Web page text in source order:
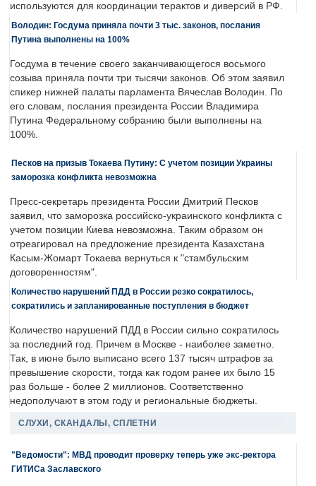
используются для координации терактов и диверсий в РФ.
Володин: Госдума приняла почти 3 тыс. законов, послания
Путина выполнены на 100%
Госдума в течение своего заканчивающегося восьмого
созыва приняла почти три тысячи законов. Об этом заявил
спикер нижней палаты парламента Вячеслав Володин. По
его словам, послания президента России Владимира
Путина Федеральному собранию были выполнены на
100%.
Песков на призыв Токаева Путину: С учетом позиции Украины
заморозка конфликта невозможна
Пресс-секретарь президента России Дмитрий Песков
заявил, что заморозка российско-украинского конфликта с
учетом позиции Киева невозможна. Таким образом он
отреагировал на предложение президента Казахстана
Касым-Жомарт Токаева вернуться к "стамбульским
договоренностям".
Количество нарушений ПДД в России резко сократилось,
сократились и запланированные поступления в бюджет
Количество нарушений ПДД в России сильно сократилось
за последний год. Причем в Москве - наиболее заметно.
Так, в июне было выписано всего 137 тысяч штрафов за
превышение скорости, тогда как годом ранее их было 15
раз больше - более 2 миллионов. Соответственно
недополучают в этом году и региональные бюджеты.
СЛУХИ, СКАНДАЛЫ, СПЛЕТНИ
"Ведомости": МВД проводит проверку теперь уже экс-ректора
ГИТИСа Заславского